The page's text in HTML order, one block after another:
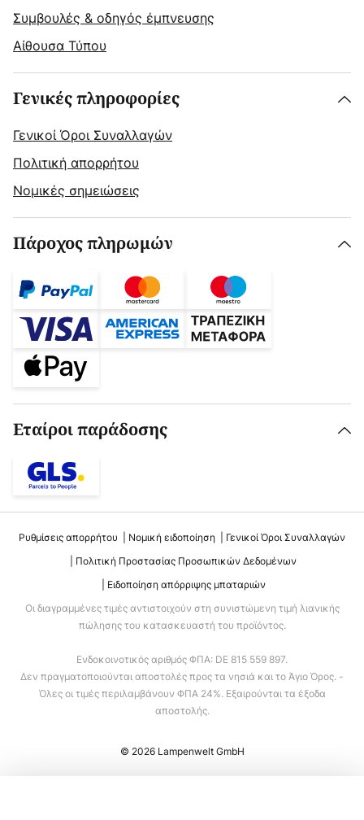
Συμβουλές & οδηγός έμπνευσης
Αίθουσα Τύπου
Γενικές πληροφορίες
Γενικοί Όροι Συναλλαγών
Πολιτική απορρήτου
Νομικές σημειώσεις
Πάροχος πληρωμών
Εταίροι παράδοσης
Ρυθμίσεις απορρήτου Νομική ειδοποίηση
Γενικοί Όροι Συναλλαγών
Πολιτική Προστασίας Προσωπικών Δεδομένων
Ειδοποίηση απόρριψης μπαταριών
Οι διαγραμμένες τιμές αντιστοιχούν στη συνιστώμενη τιμή λιανικής
πώλησης του κατασκευαστή του προϊόντος.
Ενδοκοινοτικός αριθμός ΦΠΑ: DE 815 559 897.
Δεν πραγματοποιούνται αποστολές προς τα νησιά και το Άγιο Όρος. -
Όλες οι τιμές περιλαμβάνουν ΦΠΑ 24%. Εξαιρούνται τα έξοδα
αποστολής.
© 2026 Lampenwelt GmbH